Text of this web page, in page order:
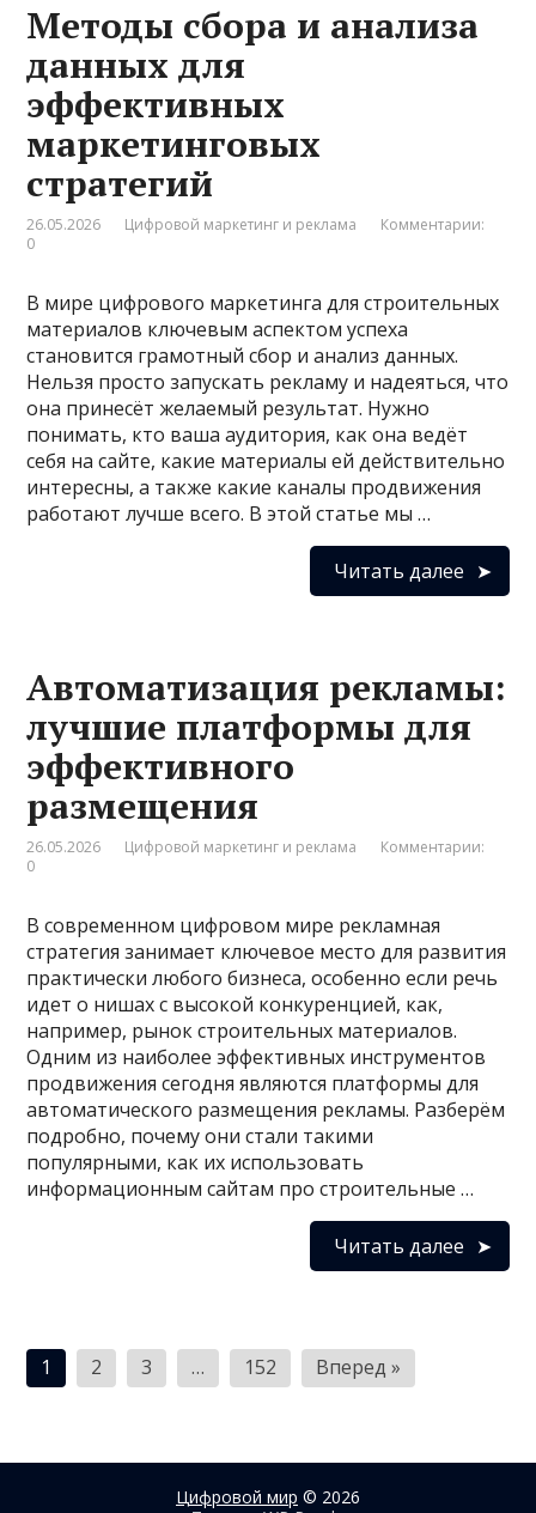
Методы сбора и анализа
данных для
эффективных
маркетинговых
стратегий
26.05.2026 Цифровой маркетинг и реклама
Комментарии:
0
В мире цифрового маркетинга для строительных
материалов ключевым аспектом успеха
становится грамотный сбор и анализ данных.
Нельзя просто запускать рекламу и надеяться, что
она принесёт желаемый результат. Нужно
понимать, кто ваша аудитория, как она ведёт
себя на сайте, какие материалы ей действительно
интересны, а также какие каналы продвижения
работают лучше всего. В этой статье мы …
Читать далее
Автоматизация рекламы:
лучшие платформы для
эффективного
размещения
26.05.2026 Цифровой маркетинг и реклама
Комментарии:
0
В современном цифровом мире рекламная
стратегия занимает ключевое место для развития
практически любого бизнеса, особенно если речь
идет о нишах с высокой конкуренцией, как,
например, рынок строительных материалов.
Одним из наиболее эффективных инструментов
продвижения сегодня являются платформы для
автоматического размещения рекламы. Разберём
подробно, почему они стали такими
популярными, как их использовать
информационным сайтам про строительные …
Читать далее
Пагинация
записей
1 2 3 … 152 Вперед »
Цифровой мир © 2026